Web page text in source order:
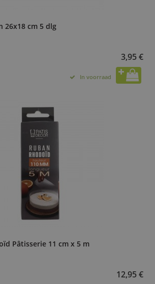
26x18 cm 5 dlg
3,95 €
In voorraad
Pâtisserie 11 cm x 5 m
12,95 €